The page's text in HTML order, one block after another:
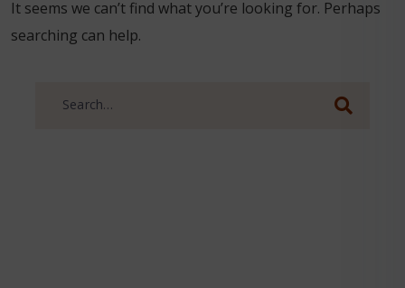
It seems we can’t find what you’re looking for. Perhaps
searching can help.